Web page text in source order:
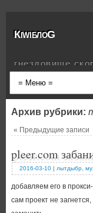
КiwiблоG
гнездовище
Архив рубрики:
« Предыдущие записи
pleer.com
2016-03-10 | лытдыбр,
добавляем его в
сам проект не